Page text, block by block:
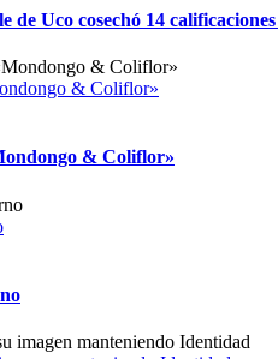
de Uco cosechó 14
& Coliflor»
& Coliflor»